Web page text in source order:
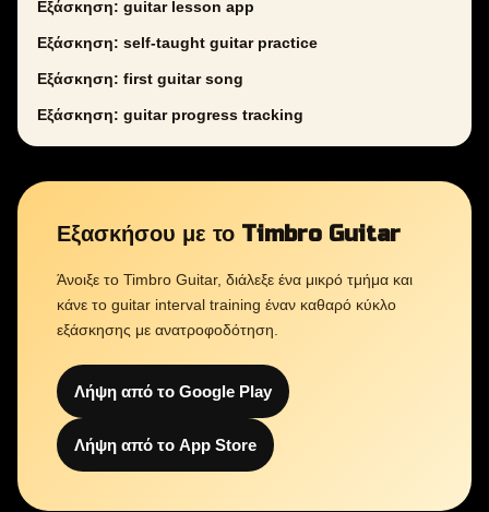
Εξάσκηση: guitar lesson app
Εξάσκηση: self-taught guitar practice
Εξάσκηση: first guitar song
Εξάσκηση: guitar progress tracking
Εξασκήσου με το Timbro Guitar
Άνοιξε το Timbro Guitar, διάλεξε ένα μικρό τμήμα και
κάνε το guitar interval training έναν καθαρό κύκλο
εξάσκησης με ανατροφοδότηση.
Λήψη από το Google Play
Λήψη από το App Store